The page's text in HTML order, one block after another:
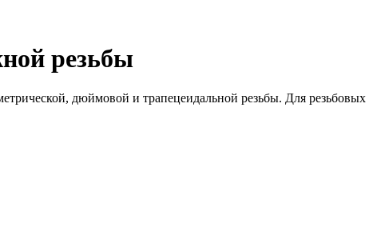
резьбы
дюймовой и трапецеидальной резьбы. Для